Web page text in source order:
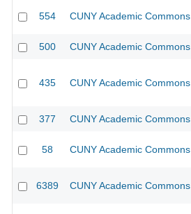
554 CUNY Academic Commons
500 CUNY Academic Commons
435 CUNY Academic Commons
377 CUNY Academic Commons
58 CUNY Academic Commons
6389 CUNY Academic Commons